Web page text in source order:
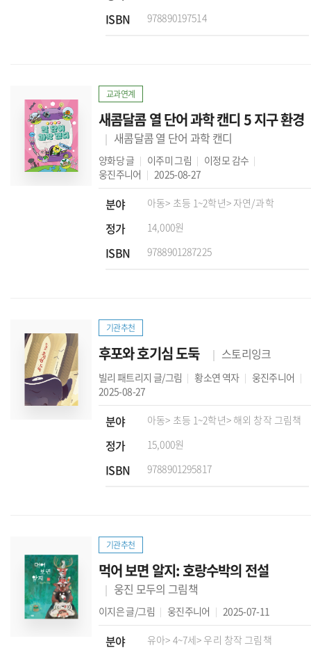
ISBN
978890197514
교과연계
새콤달콤 열 단어 과학 캔디 5 지구 환경
새콤달콤 열 단어 과학 캔디
양화당글 이주미그림 이정모 감수
웅진주니어
2025-08-27
분야 아동> 초등 1~2학년> 자연/과학
정가 14,000원
ISBN 9788901287225
기관추천
후포와 호기심 도둑 스토리잉크
빌리 패트리지 글/그림 황소연 역자
웅진주니어
2025-08-27
분야 아동> 초등 1~2학년> 해외 창작 그림책
정가 15,000원
ISBN 9788901295817
기관추천
먹어 보면 알지: 호랑수박의 전설
웅진 모두의 그림책
이지은글/그림 웅진주니어 2025-07-11
분야 유아> 4~7세> 우리 창작 그림책